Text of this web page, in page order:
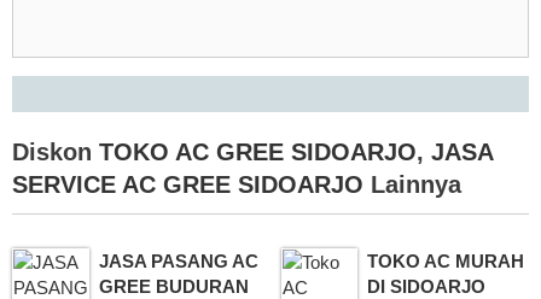
Diskon TOKO AC GREE SIDOARJO, JASA
SERVICE AC GREE SIDOARJO Lainnya
JASA PASANG AC
GREE BUDURAN
TOKO AC MURAH
DI SIDOARJO